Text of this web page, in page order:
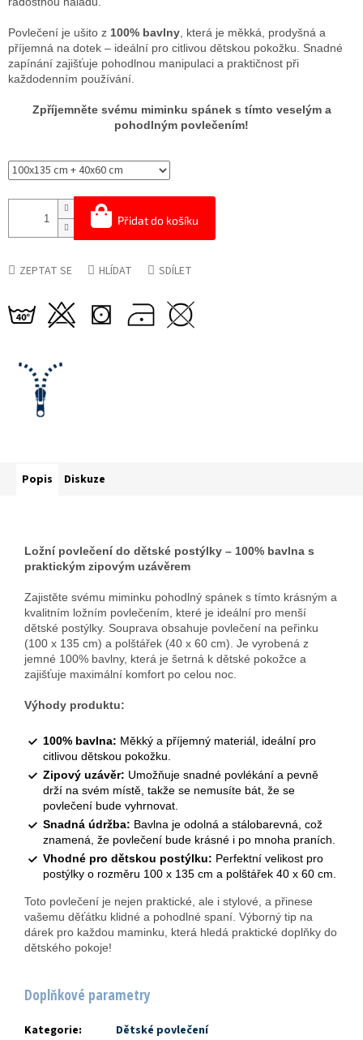
Přidat do košíku
Povlečení je ušito z 100% bavlny, která je měkká, prodyšná a
příjemná na dotek – ideální pro citlivou dětskou pokožku. Snadné
zapínání zajišťuje pohodlnou manipulaci a praktičnost při
každodenním používání.
Zpříjemněte svému miminku spánek s tímto veselým a
pohodlným povlečením!
ZEPTAT SE HLÍDAT SDÍLET
Popis Diskuze
Ložní povlečení do dětské postýlky – 100% bavlna s
praktickým zipovým uzávěrem
Zajistěte svému miminku pohodlný spánek s tímto krásným a
kvalitním ložním povlečením, které je ideální pro menší
dětské postýlky. Souprava obsahuje povlečení na peřinku
(100 x 135 cm) a polštářek (40 x 60 cm). Je vyrobená z
jemné 100% bavlny, která je šetrná k dětské pokožce a
zajišťuje maximální komfort po celou noc.
Výhody produktu:
100% bavlna: Měkký a příjemný materiál, ideální pro
citlivou dětskou pokožku.
Zipový uzávěr: Umožňuje snadné povlékání a pevně
drží na svém místě, takže se nemusíte bát, že se
povlečení bude vyhrnovat.
Snadná údržba: Bavlna je odolná a stálobarevná, což
znamená, že povlečení bude krásné i po mnoha praních.
Vhodné pro dětskou postýlku: Perfektní velikost pro
postýlky o rozměru 100 x 135 cm a polštářek 40 x 60 cm.
Toto povlečení je nejen praktické, ale i stylové, a přinese
vašemu děťátku klidné a pohodlné spaní. Výborný tip na
dárek pro každou maminku, která hledá praktické doplňky do
dětského pokoje!
Doplňkové parametry
Kategorie:
Dětské povlečení